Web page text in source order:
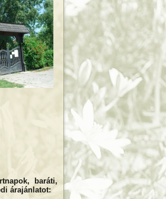
baráti,
árajánlatot: